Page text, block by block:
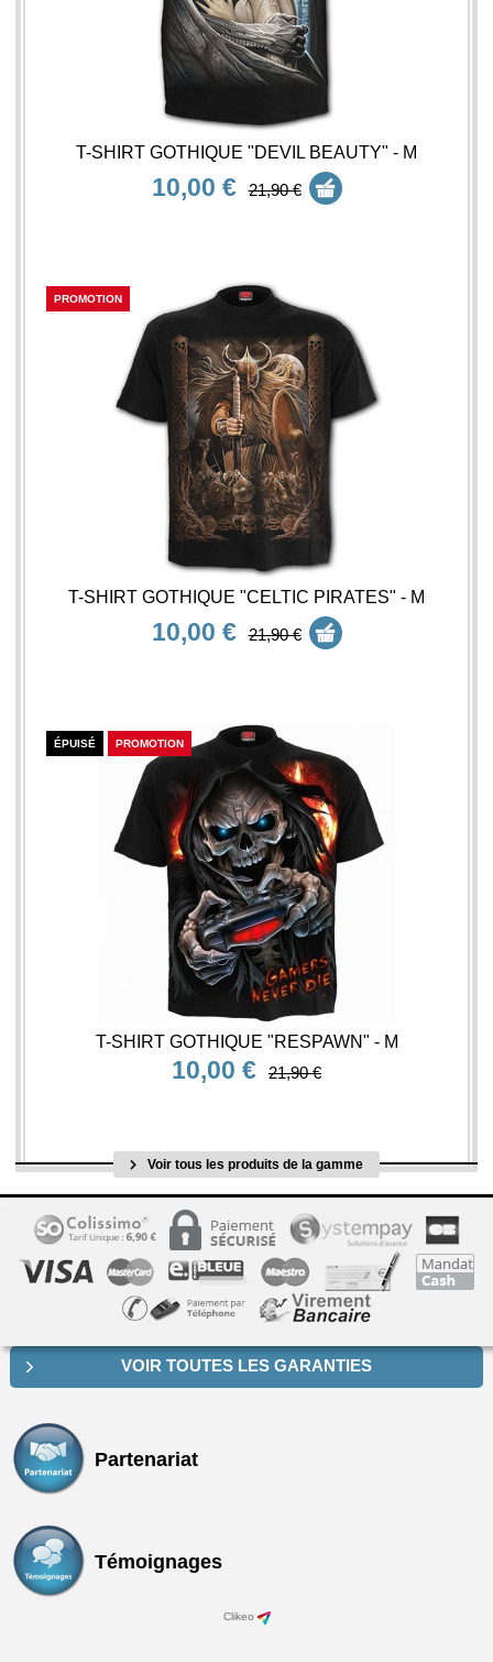
T-SHIRT GOTHIQUE "DEVIL BEAUTY" - M
10,00 € 21,90 €
PROMOTION
T-SHIRT GOTHIQUE "CELTIC PIRATES" - M
10,00 € 21,90 €
ÉPUISÉ PROMOTION
T-SHIRT GOTHIQUE "RESPAWN" - M
10,00 € 21,90 €
Voir tous les produits de la gamme
VOIR TOUTES LES GARANTIES
Partenariat
Témoignages
Clikeo